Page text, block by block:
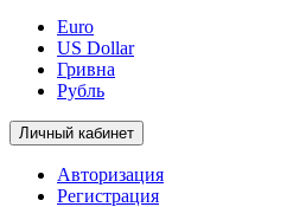
Euro
US Dollar
Гривна
Рубль
Личный кабинет
Авторизация
Регистрация